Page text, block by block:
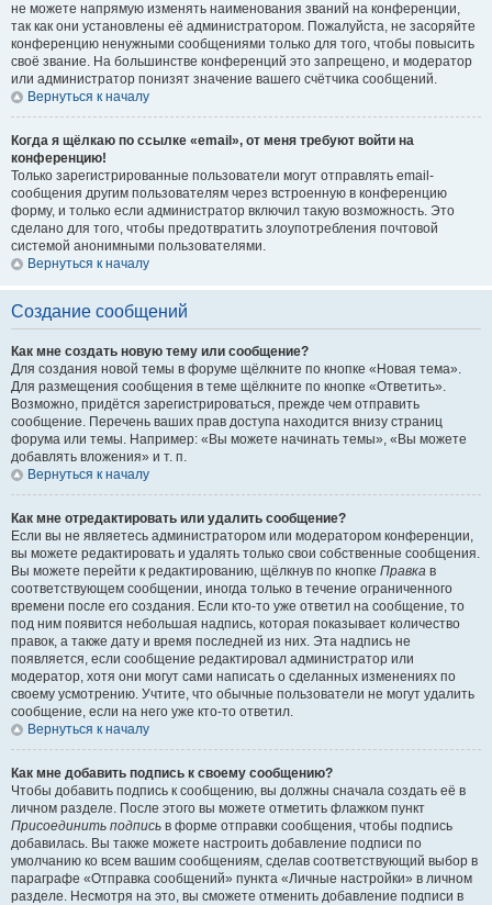
не можете напрямую изменять наименования званий на конференции,
так как они установлены её администратором. Пожалуйста, не засоряйте
конференцию ненужными сообщениями только для того, чтобы повысить
своё звание. На большинстве конференций это запрещено, и модератор
или администратор понизят значение вашего счётчика сообщений.
Вернуться к началу
Когда я щёлкаю по ссылке «email», от меня требуют войти на
конференцию!
Только зарегистрированные пользователи могут отправлять email-
сообщения другим пользователям через встроенную в конференцию
форму, и только если администратор включил такую возможность. Это
сделано для того, чтобы предотвратить злоупотребления почтовой
системой анонимными пользователями.
Вернуться к началу
Создание сообщений
Как мне создать новую тему или сообщение?
Для создания новой темы в форуме щёлкните по кнопке «Новая тема».
Для размещения сообщения в теме щёлкните по кнопке «Ответить».
Возможно, придётся зарегистрироваться, прежде чем отправить
сообщение. Перечень ваших прав доступа находится внизу страниц
форума или темы. Например: «Вы можете начинать темы», «Вы можете
добавлять вложения» и т. п.
Вернуться к началу
Как мне отредактировать или удалить сообщение?
Если вы не являетесь администратором или модератором конференции,
вы можете редактировать и удалять только свои собственные сообщения.
Вы можете перейти к редактированию, щёлкнув по кнопке Правка в
соответствующем сообщении, иногда только в течение ограниченного
времени после его создания. Если кто-то уже ответил на сообщение, то
под ним появится небольшая надпись, которая показывает количество
правок, а также дату и время последней из них. Эта надпись не
появляется, если сообщение редактировал администратор или
модератор, хотя они могут сами написать о сделанных изменениях по
своему усмотрению. Учтите, что обычные пользователи не могут удалить
сообщение, если на него уже кто-то ответил.
Вернуться к началу
Как мне добавить подпись к своему сообщению?
Чтобы добавить подпись к сообщению, вы должны сначала создать её в
личном разделе. После этого вы можете отметить флажком пункт
Присоединить подпись в форме отправки сообщения, чтобы подпись
добавилась. Вы также можете настроить добавление подписи по
умолчанию ко всем вашим сообщениям, сделав соответствующий выбор в
параграфе «Отправка сообщений» пункта «Личные настройки» в личном
разделе. Несмотря на это, вы сможете отменить добавление подписи в